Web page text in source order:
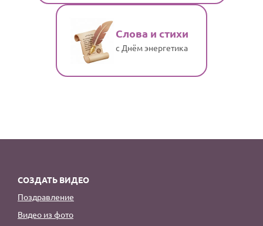
Слова и стихи
с Днём энергетика
СОЗДАТЬ ВИДЕО
Поздравление
Видео из фото